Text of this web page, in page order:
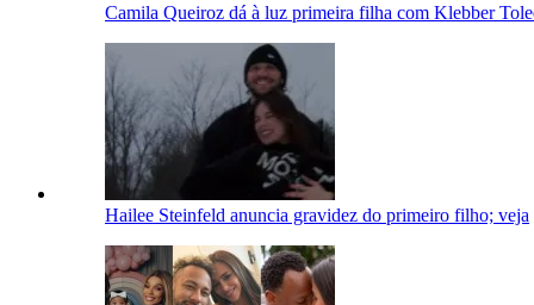
Camila Queiroz dá à luz primeira filha com Klebber
Hailee Steinfeld anuncia gravidez do primeiro filho; veja